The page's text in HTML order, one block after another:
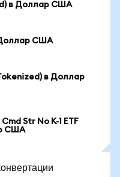
в Доллар США
Доллар США
в Доллар
Str No K-1 ETF
США